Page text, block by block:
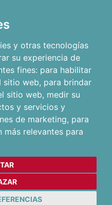
y otras tecnologías
su experiencia de
fines: para habilitar
sitio web, para brindar
sitio web, medir su
y servicios y
de marketing, para
más relevantes para